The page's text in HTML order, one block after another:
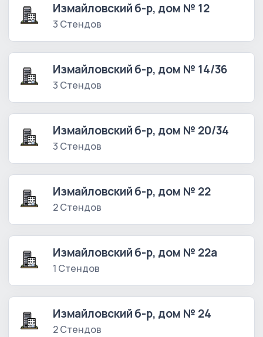
Измайловский б-р, дом № 12
3 Стендов
Измайловский б-р, дом № 14/36
3 Стендов
Измайловский б-р, дом № 20/34
3 Стендов
Измайловский б-р, дом № 22
2 Стендов
Измайловский б-р, дом № 22а
1 Стендов
Измайловский б-р, дом № 24
2 Стендов